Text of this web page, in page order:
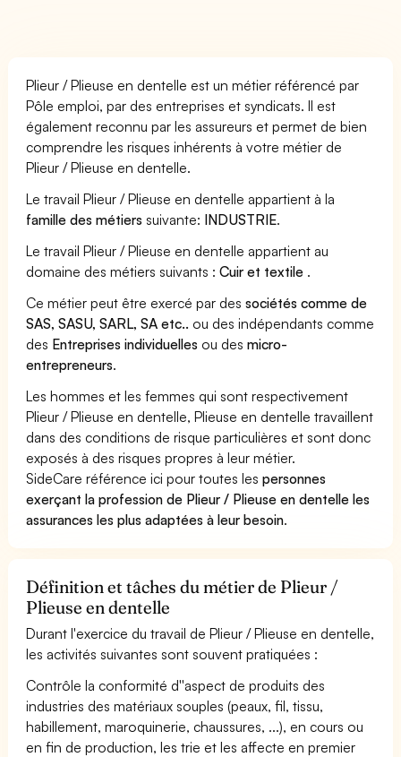
Plieur / Plieuse en dentelle est un métier référencé par
Pôle emploi, par des entreprises et syndicats. Il est
également reconnu par les assureurs et permet de bien
comprendre les risques inhérents à votre métier de
Plieur / Plieuse en dentelle.
Le travail Plieur / Plieuse en dentelle appartient à la
famille des métiers suivante: INDUSTRIE.
Le travail Plieur / Plieuse en dentelle appartient au
domaine des métiers suivants :Cuir et textile .
Ce métier peut être exercé par dessociétés comme de
SAS, SASU, SARL, SA etc.. ou des indépendants comme
des Entreprises individuelles ou desmicro-
entrepreneurs.
Les hommes et les femmes qui sont respectivement
Plieur / Plieuse en dentelle, Plieuse en dentelle travaillent
dans des conditions de risque particulières et sont donc
exposés à des risques propres à leur métier.
SideCare référence ici pour toutes lespersonnes
exerçant la profession de Plieur / Plieuse en dentelle les
assurances les plus adaptées à leur besoin.
Définition et tâches du métier de Plieur /
Plieuse en dentelle
Durant l'exercice du travail de Plieur / Plieuse en dentelle,
les activités suivantes sont souvent pratiquées :
Contrôle la conformité d''aspect de produits des
industries des matériaux souples (peaux, fil, tissu,
habillement, maroquinerie, chaussures, ...), en cours ou
en fin de production, les trie et les affecte en premier